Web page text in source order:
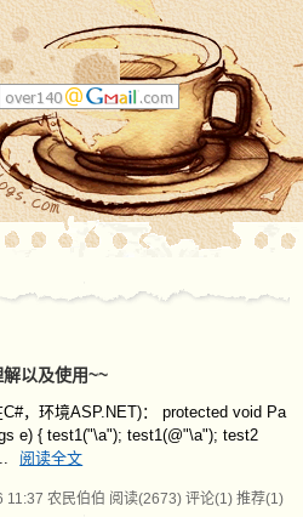
以及使用~~
，环境ASP.NET)： protected void Pa
e) { test1("\a"); test1(@"\a"); test2
阅读全文
农民伯伯 阅读(2673) 评论(1) 推荐(1)